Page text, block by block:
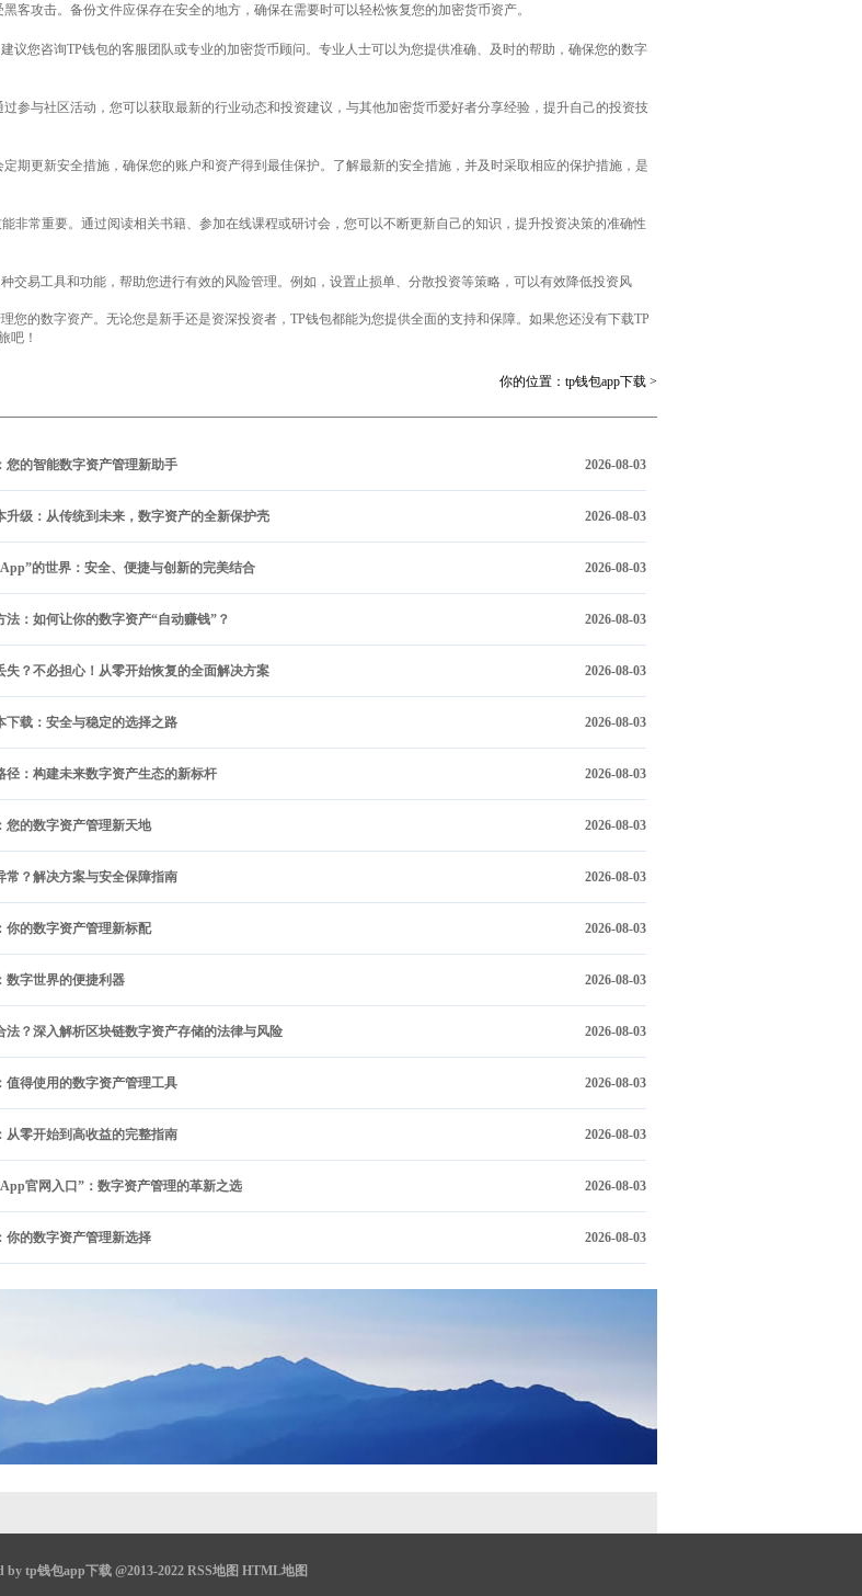
客攻击。备份文件应保存在安全的地方，确保在需要时可以轻松恢复您的加密货币资产。
议您咨询TP钱包的客服团队或专业的加密货币顾问。专业人士可以为您提供准确、及时的帮助，确保您的数字
参与社区活动，您可以获取最新的行业动态和投资建议，与其他加密货币爱好者分享经验，提升自己的投资技
期更新安全措施，确保您的账户和资产得到最佳保护。了解最新的安全措施，并及时采取相应的保护措施，是
非常重要。通过阅读相关书籍、参加在线课程或研讨会，您可以不断更新自己的知识，提升投资决策的准确性
交易工具和功能，帮助您进行有效的风险管理。例如，设置止损单、分散投资等策略，可以有效降低投资风
您的数字资产。无论您是新手还是资深投资者，TP钱包都能为您提供全面的支持和保障。如果您还没有下载TP
吧！
你的位置： tp钱包app下载 >
您的智能数字资产管理新助手 2026-08-03
升级：从传统到未来，数字资产的全新保护壳 2026-08-03
的世界：安全、便捷与创新的完美结合 2026-08-03
法：如何让你的数字资产“自动赚钱”？ 2026-08-03
失？不必担心！从零开始恢复的全面解决方案 2026-08-03
下载：安全与稳定的选择之路 2026-08-03
径：构建未来数字资产生态的新标杆 2026-08-03
您的数字资产管理新天地 2026-08-03
常？解决方案与安全保障指南 2026-08-03
你的数字资产管理新标配 2026-08-03
数字世界的便捷利器 2026-08-03
法？深入解析区块链数字资产存储的法律与风险 2026-08-03
值得使用的数字资产管理工具 2026-08-03
从零开始到高收益的完整指南 2026-08-03
官网入口”：数字资产管理的革新之选 2026-08-03
你的数字资产管理新选择 2026-08-03
by tp钱包app下载@2013-2022 RSS地图 HTML地图